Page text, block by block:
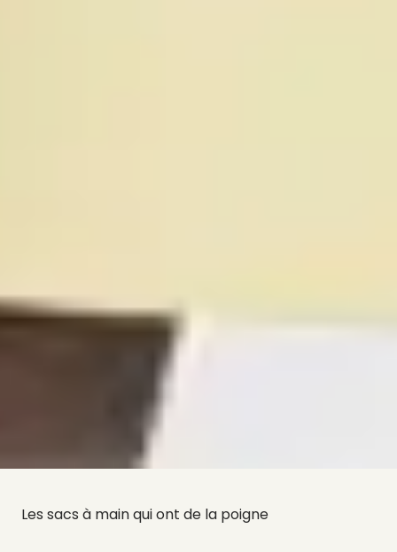
Les sacs à main qui ont de la poigne